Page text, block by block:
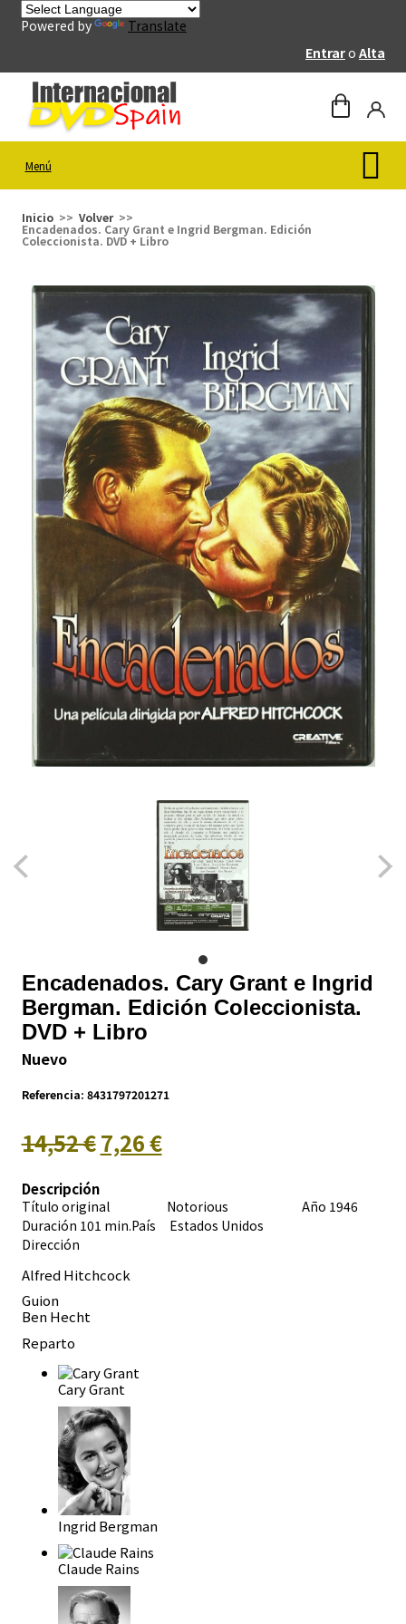
Powered by
Translate
Entraro Alta
Menú
Inicio Volver
Encadenados. Cary Grant e Ingrid Bergman. Edición
Coleccionista. DVD + Libro
Encadenados. Cary Grant e Ingrid
Bergman. Edición Coleccionista.
DVD + Libro
Nuevo
Referencia: 8431797201271
14,52 €7,26 €
Descripción
Título original Notorious Año 1946
Duración 101 min.País
Estados Unidos
Dirección
Alfred Hitchcock
Guion
Ben Hecht
Reparto
Cary Grant
Ingrid Bergman
Claude Rains